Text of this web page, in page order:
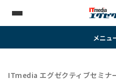
メニュ
ITmedia エグゼクティブセミナ